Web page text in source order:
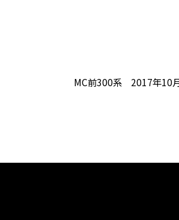
MC前300系 2017年10